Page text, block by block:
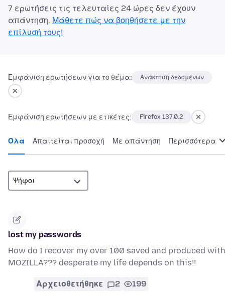
7 ερωτήσεις τις τελευταίες 24 ώρες δεν έχουν
απάντηση. Μάθετε πώς να βοηθήσετε με την
επίλυσή τους!
Εμφάνιση ερωτήσεων για το θέμα: Ανάκτηση δεδομένων
Εμφάνιση ερωτήσεων με ετικέτες: Firefox 137.0.2
Όλα Απαιτείται προσοχή Με απάντηση Περισσότερα
lost my passwords
How do I recover my over 100 saved and produced with
MOZILLA??? desperate my life depends on this!!
Αρχειοθετήθηκε 2 199